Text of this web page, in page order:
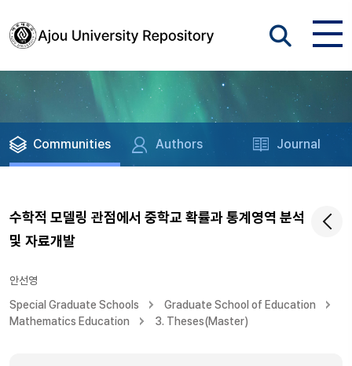
Communities Authors Journal
수학적 모델링 관점에서 중학교 확률과 통계영역 분석
및 자료개발
안선영
Special Graduate Schools
Graduate School of Education
Mathematics Education
3. Theses(Master)